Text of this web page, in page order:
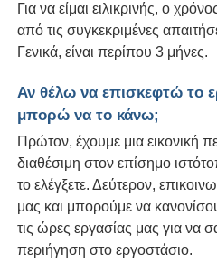
Για να είμαι ειλικρινής, ο
από τις συγκεκριμένες
Γενικά, είναι περίπου 3 μήνες.
Αν θέλω να επισκεφτώ το
μπορώ να το κάνω;
Πρώτον, έχουμε μια εικονική
διαθέσιμη στον επίσημο
το ελέγξετε. Δεύτερον,
μας και μπορούμε να
τις ώρες εργασίας μας για να
περιήγηση στο εργοστάσιο.